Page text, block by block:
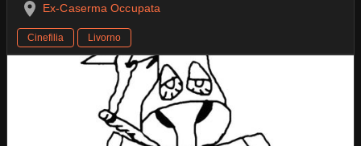
Ex-Caserma Occupata
Cinefilia Livorno